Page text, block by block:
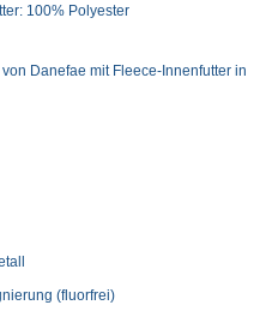
100% Polyester
Danefae mit Fleece-Innenfutter in
(fluorfrei)